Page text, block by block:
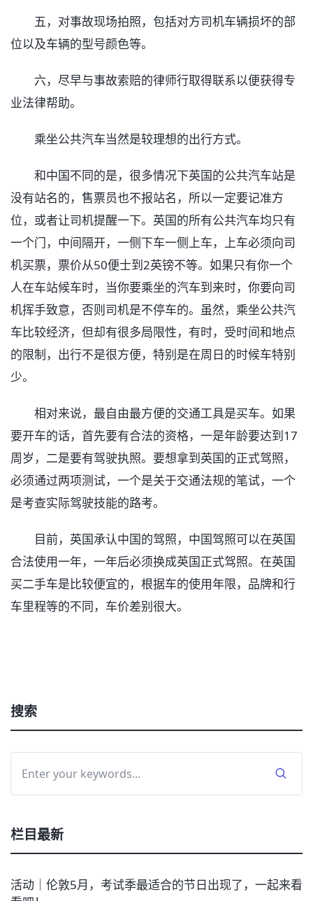
五，对事故现场拍照，包括对方司机车辆损坏的部
位以及车辆的型号颜色等。
六，尽早与事故索赔的律师行取得联系以便获得专
业法律帮助。
乘坐公共汽车当然是较理想的出行方式。
和中国不同的是，很多情况下英国的公共汽车站是
没有站名的，售票员也不报站名，所以一定要记准方
位，或者让司机提醒一下。英国的所有公共汽车均只有
一个门，中间隔开，一侧下车一侧上车，上车必须向司
机买票，票价从50便士到2英镑不等。如果只有你一个
人在车站候车时，当你要乘坐的汽车到来时，你要向司
机挥手致意，否则司机是不停车的。虽然，乘坐公共汽
车比较经济，但却有很多局限性，有时，受时间和地点
的限制，出行不是很方便，特别是在周日的时候车特别
少。
相对来说，最自由最方便的交通工具是买车。如果
要开车的话，首先要有合法的资格，一是年龄要达到17
周岁，二是要有驾驶执照。要想拿到英国的正式驾照，
必须通过两项测试，一个是关于交通法规的笔试，一个
是考查实际驾驶技能的路考。
目前，英国承认中国的驾照，中国驾照可以在英国
合法使用一年，一年后必须换成英国正式驾照。在英国
买二手车是比较便宜的，根据车的使用年限，品牌和行
车里程等的不同，车价差别很大。
搜索
栏目最新
活动｜伦敦5月，考试季最适合的节日出现了，一起来看